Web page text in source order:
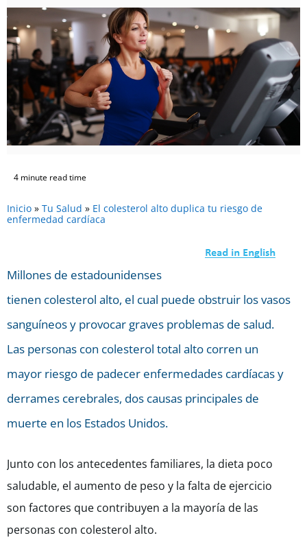
4 minute read time
Inicio » Tu Salud » El colesterol alto duplica tu riesgo de
enfermedad cardíaca
Millones de estadounidenses
tienen colesterol alto, el cual puede obstruir los vasos
sanguíneos y provocar graves problemas de salud.
Las personas con colesterol total alto corren un
mayor riesgo de padecer enfermedades cardíacas y
derrames cerebrales, dos causas principales de
muerte en los Estados Unidos.
Junto con los antecedentes familiares, la dieta poco
saludable, el aumento de peso y la falta de ejercicio
son factores que contribuyen a la mayoría de las
personas con colesterol alto.